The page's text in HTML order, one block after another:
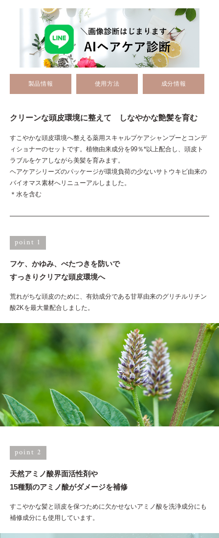
製品情報 使用方法 成分情報
クリーンな頭皮環境に整えて しなやかな艶髪を育む
すこやかな頭皮環境へ整える薬用スキャルプケアシャンプーとコンデ
ィショナーのセットです。植物由来成分を99％*以上配合し、頭皮ト
ラブルをケアしながら美髪を育みます。
ヘアケアシリーズのパッケージが環境負荷の少ないサトウキビ由来の
バイオマス素材へリニューアルしました。
＊水を含む
point 1
フケ、かゆみ、べたつきを防いで
すっきりクリアな頭皮環境へ
荒れがちな頭皮のために、有効成分である甘草由来のグリチルリチン
酸2Kを最大量配合しました。
point 2
天然アミノ酸界面活性剤や
15種類のアミノ酸がダメージを補修
すこやかな髪と頭皮を保つために欠かせないアミノ酸を洗浄成分にも
補修成分にも使用しています。